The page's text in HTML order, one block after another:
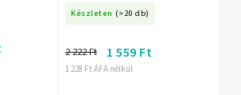
Készleten (>20 db)
1 228 Ft ÁFA nélkül
2 222 Ft 1 559 Ft